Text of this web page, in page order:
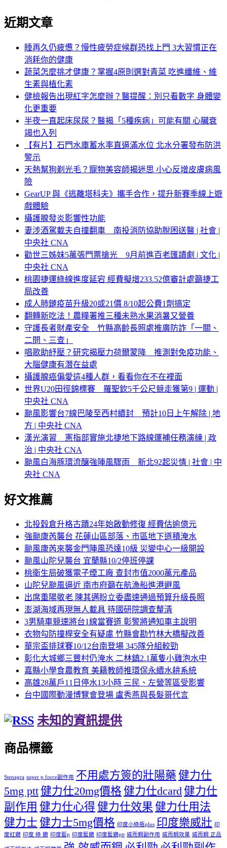
近期文章
睡再久仍疲憊？慢性疲勞症候群恐找上門 3大習慣正在
消耗你的健康
蔬菜怎麼挑才健康？掌握4原則選對青菜 吃進纖維、維
生素與植化素
健檢報告出現紅字怎麼辦？醫提醒：別只看數字 身體變
化更重要
半夜一直起床尿尿？醫揭「5種疾病」可能有關 心臟衰
竭也入列
【有片】石門水庫蓄水率直逼滿水位 北水分署發布防洪
警示
天熱幫狗剃光毛？寵物美容師揭迷思 小心反增皮膚病風
險
GearUP 與《逃離塔科夫》攜手合作，提升新賽季線上遊
戲體驗
攝護腺發炎影響性功能
妻涉酒駕載夫自撞翻車 南投消防協助脫困送醫 | 社會 |
中央社 CNA
勸世三姊妹5萬張門票搶光 9月前進百老匯讀劇 | 文化 |
中央社 CNA
桃園捷運綠線進度延宕 經費擬增233.52億審計處籲捷工
局改善
成人肺鏈疫苗升級20或21價 8/10起公費1劑搞定
翻轉新吃法！農糧署推三種未熟水果消暑又營養
守護長者財產安全 竹縣高齡長照處推廣防詐「一關、
二問、三查」
唱歌助紓壓？研究揭壓力荷爾蒙降 推測對免疫功能、
大腦健康有潛在益處
攝護腺癌偏愛這4種人群，看看你在不在裡面
世界U20田徑錦標賽 羅聖欽5千公尺競走獲第9 | 運動 |
中央社 CNA
颱風影響台7線巴陵至西村續封 預計10日上午解除 | 地
方 | 中央社 CNA
漢光演習 憲指部實施北捷地下路線運補任務演練 | 政
治 | 中央社 CNA
颱風白海豚環流釀強陣風驟雨 新北92起災情 | 社會 | 中
央社 CNA
好文推薦
北投穀倉升格古蹟24年始啟動修復 經費估逾億元
強颱康芮襲台 花蓮山區部落、市區地下道積淹水
颱風康芮來襲金門陣風恐達10級 災變中心一級開設
颱風山陀兒襲台 宜蘭縣10/2停班停課
桃衛生局破獲電子煙工廠 查封市值2000萬元產品
山陀兒颱風逼近 南市府籲在航漁船進港避風
出席重陽敬老 陳其邁盼立委盡速通過預算升級長照
澎湖海域再現無人載具 待國研院調查釐清
3男騎車競速將台1線當賽道 彰警將通知車主說明
衣物勾防撞桿安全有疑慮 竹縣會勘竹林大橋擬改善
華宗盃排球賽10/12台南登場 345隊分組較勁
彰化大城鄉三豐村仍淹水 二林鎮2.1萬隻小雞泡水中
嘉縣小學食農教育 美籍教師推環保永續水耕系統
高雄28萬戶11日停水13小時 三民、左營等區受影響
台中國際動漫博覽會登場 盧秀燕與長髮哥代言
未知的資訊提供
商品標籤
Stenagra super p force副作用 不用處方簽的壯陽藥 健力仕
5mg ptt健力仕20mg價格健力仕dcard健力仕
副作用 健力仕心得 健力仕效果 健力仕用法
健力士 健力士5mg價格 印度小綠瓶plus 印度樂威壯 印
度紅鑽 印度 綠 鑽 印度藍p 印度藍鑽 印度藍鑽ptt 威而鋼副作用 威而鋼效果 威而鋼 正品